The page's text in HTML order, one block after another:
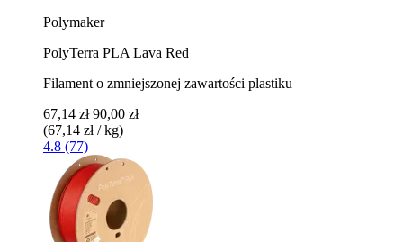
Polymaker
PolyTerra PLA Lava Red
Filament o zmniejszonej zawartości plastiku
67,14 zł 90,00 zł
(67,14 zł / kg)
4.8 (77)